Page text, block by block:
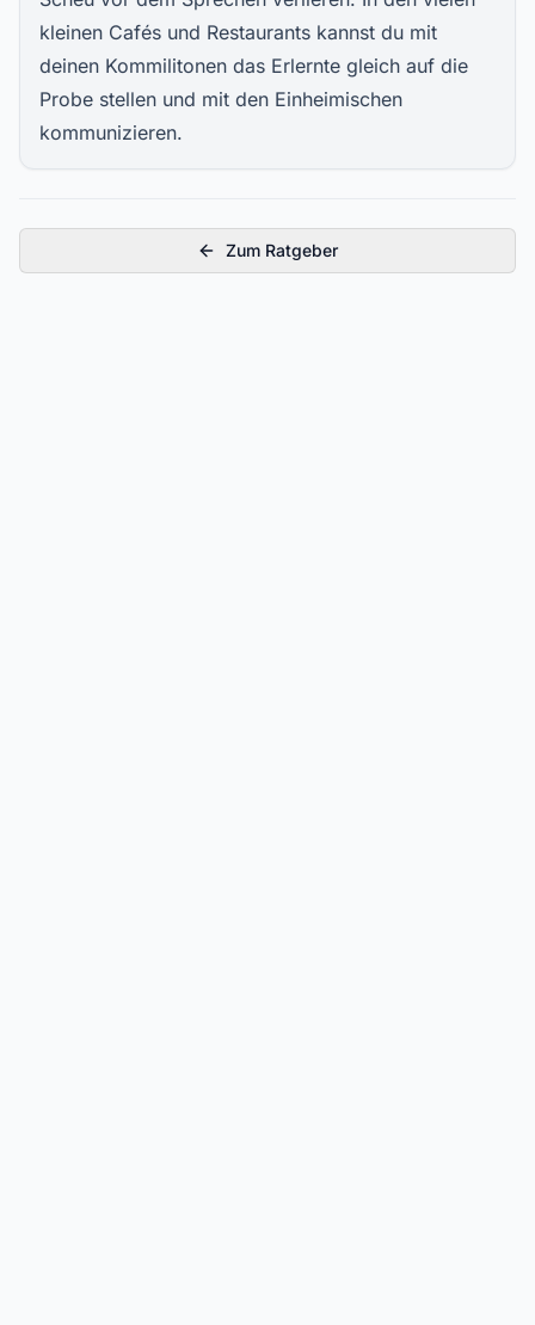
kleinen Cafés und Restaurants kannst du mit
deinen Kommilitonen das Erlernte gleich auf die
Probe stellen und mit den Einheimischen
kommunizieren.
Zum Ratgeber